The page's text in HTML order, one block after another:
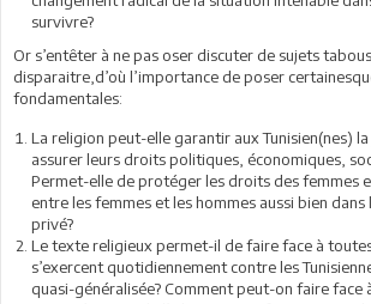
survivre?
Or s’entêter à ne pas oser discuter de sujets
disparaitre,d’où l’importance de poser
fondamentales:
La religion peut-elle garantir aux Tunisien(nes)
assurer leurs droits politiques, économiques,
Permet-elle de protéger les droits des femmes
entre les femmes et les hommes aussi bien dans
privé?
Le texte religieux permet-il de faire face à
s’exercent quotidiennement contre les
quasi-généralisée? Comment peut-on faire face